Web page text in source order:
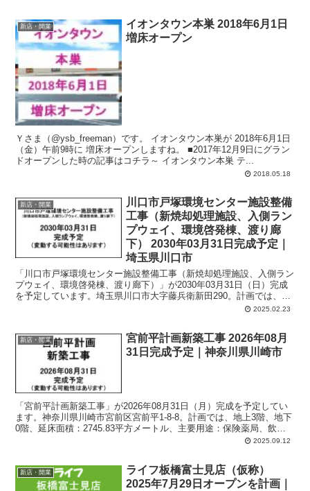
新店・開業
イオンタウン本巣 2018年6月1日
増床オープン
Ｙさま（@ysb_freeman）です。 イオンタウン本巣が 2018年6月1日
（金）午前9時に 増床オープンしますね。 ■2017年12月9日にグラン
ドオープンした時の記事はコチラ～ イオンタウン本巣 テ...
2018.05.18
新店・開業
川口市戸塚環境センター施設整備
工事（新焼却処理施設、入側ラン
プウェイ、環境啓発棟、渡り廊
下） 2030年03月31日完成予定｜
埼玉県川口市
「川口市戸塚環境センター施設整備工事（新焼却処理施設、入側ラン
プウェイ、環境啓発棟、渡り廊下）」が2030年03月31日（日）完成
を予定しています。埼玉県川口市大字藤兵衛新田290。計画では、地
上5階、地下1階、延床面積：17731.31平方メートル、主要用途：ご
2025.02.23
新店・開業
宮前平計画新築工事 2026年08月
31日完成予定｜神奈川県川崎市
「宮前平計画新築工事」が2026年08月31日（月）完成を予定してい
ます。神奈川県川崎市宮前区宮前平1-8-8。計画では、地上3階、地下
0階、延床面積：2745.83平方メートル、主要用途：保険薬局、飲食
店舗、フィットネスジム、診療所、学習塾、認可外保育園、駐車場、
2025.09.12
新店・開業
ライフ板橋富士見店（仮称）
2025年7月29日オープンを計画｜